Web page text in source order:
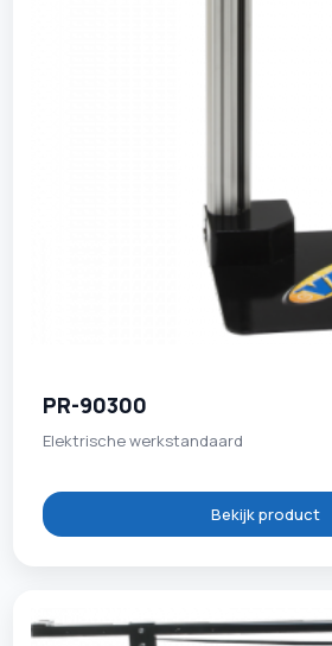
PR-90300
Elektrische werkstandaard
Bekijk product